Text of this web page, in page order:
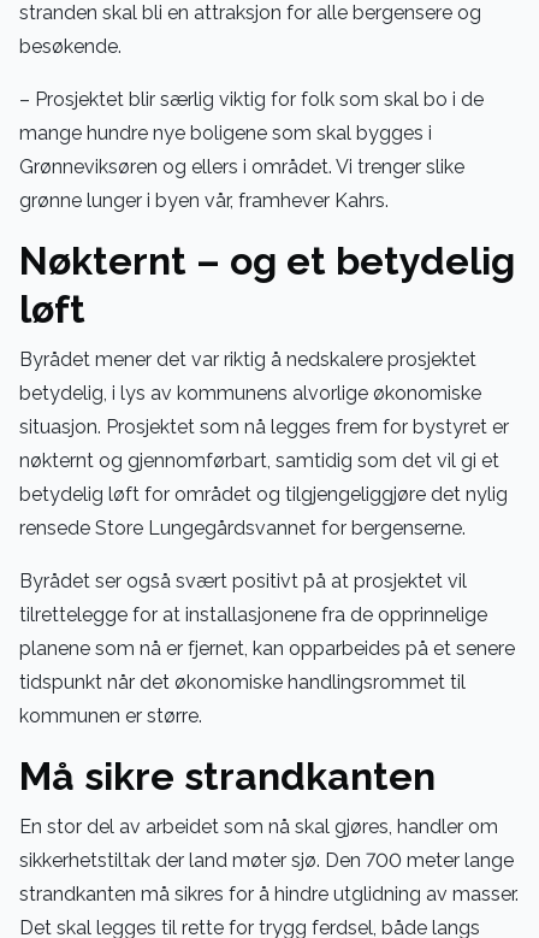
stranden skal bli en attraksjon for alle bergensere og
besøkende.
– Prosjektet blir særlig viktig for folk som skal bo i de
mange hundre nye boligene som skal bygges i
Grønneviksøren og ellers i området. Vi trenger slike
grønne lunger i byen vår, framhever Kahrs.
Nøkternt – og et betydelig
løft
Byrådet mener det var riktig å nedskalere prosjektet
betydelig, i lys av kommunens alvorlige økonomiske
situasjon. Prosjektet som nå legges frem for bystyret er
nøkternt og gjennomførbart, samtidig som det vil gi et
betydelig løft for området og tilgjengeliggjøre det nylig
rensede Store Lungegårdsvannet for bergenserne.
Byrådet ser også svært positivt på at prosjektet vil
tilrettelegge for at installasjonene fra de opprinnelige
planene som nå er fjernet, kan opparbeides på et senere
tidspunkt når det økonomiske handlingsrommet til
kommunen er større.
Må sikre strandkanten
En stor del av arbeidet som nå skal gjøres, handler om
sikkerhetstiltak der land møter sjø. Den 700 meter lange
strandkanten må sikres for å hindre utglidning av masser.
Det skal legges til rette for trygg ferdsel, både langs